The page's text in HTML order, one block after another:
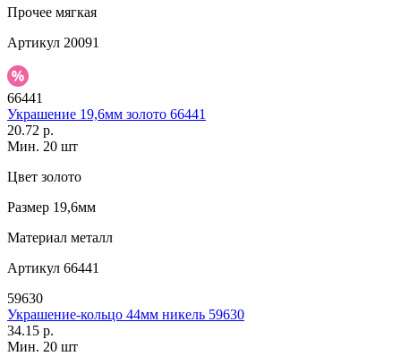
Прочее мягкая
Артикул 20091
66441
Украшение 19,6мм золото 66441
20.72 р.
Мин. 20 шт
Цвет золото
Размер 19,6мм
Материал металл
Артикул 66441
59630
Украшение-кольцо 44мм никель 59630
34.15 р.
Мин. 20 шт